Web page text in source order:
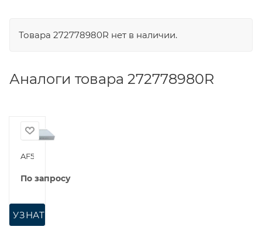
Товара 272778980R нет в наличии.
Аналоги товара 272778980R
AF56108
По запросу
УЗНАТЬ ЦЕНУ ОПТ